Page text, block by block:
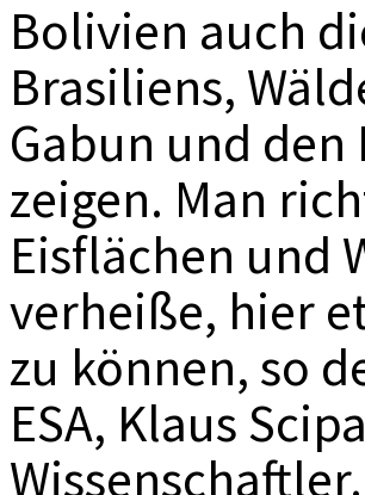
Bolivien auch
Brasiliens,
Gabun und
zeigen. Man
Eisflächen und
verheiße, hier
zu können, so
ESA, Klaus